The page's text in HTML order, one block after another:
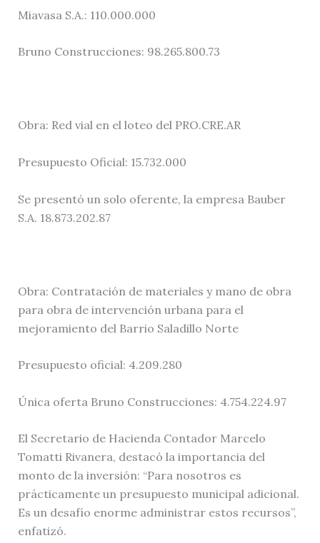
Miavasa S.A.: 110.000.000
Bruno Construcciones: 98.265.800.73
Obra: Red vial en el loteo del PRO.CRE.AR
Presupuesto Oficial: 15.732.000
Se presentó un solo oferente, la empresa Bauber
S.A. 18.873.202.87
Obra: Contratación de materiales y mano de obra
para obra de intervención urbana para el
mejoramiento del Barrio Saladillo Norte
Presupuesto oficial: 4.209.280
Única oferta Bruno Construcciones: 4.754.224.97
El Secretario de Hacienda Contador Marcelo
Tomatti Rivanera, destacó la importancia del
monto de la inversión: “Para nosotros es
prácticamente un presupuesto municipal adicional.
Es un desafío enorme administrar estos recursos”,
enfatizó.